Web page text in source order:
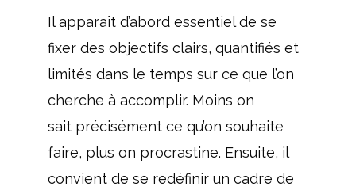
Il apparaît d’abord essentiel de se
fixer des objectifs clairs, quantifiés et
limités dans le temps sur ce que l’on
cherche à accomplir. Moins on
sait précisément ce qu’on souhaite
faire, plus on procrastine. Ensuite, il
convient de se redéfinir un cadre de